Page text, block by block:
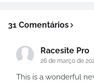
31 Comentários
Racesite Pro
26 de março de
This is a wonderful